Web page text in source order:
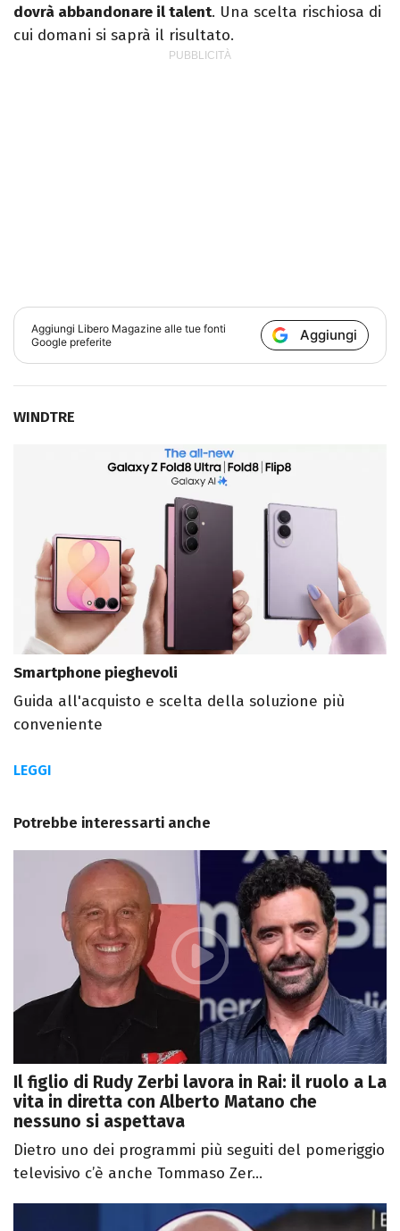
dovrà abbandonare il talent. Una scelta rischiosa di
cui domani si saprà il risultato.
Aggiungi Libero Magazine alle tue fonti
Google preferite
Aggiungi
WINDTRE
Smartphone pieghevoli
Guida all'acquisto e scelta della soluzione più
conveniente
LEGGI
Potrebbe interessarti anche
Il figlio di Rudy Zerbi lavora in Rai: il ruolo a La
vita in diretta con Alberto Matano che
nessuno si aspettava
Dietro uno dei programmi più seguiti del pomeriggio
televisivo c’è anche Tommaso Zer...